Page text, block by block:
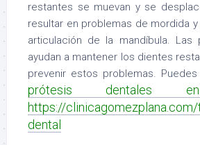
restantes se muevan y se
resultar en problemas de mordida
articulación de la mandíbula. Las
ayudan a mantener los dientes
prevenir estos problemas.
prótesis dentales
https://
dental